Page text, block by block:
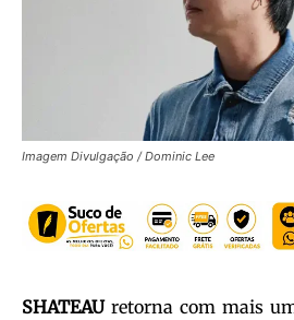
Imagem Divulgação / Dominic Lee
SHATEAUretorna com mais